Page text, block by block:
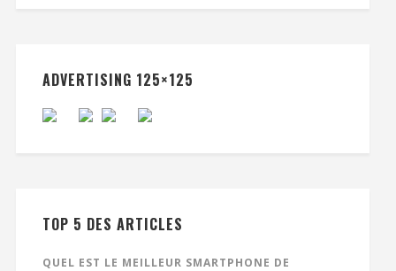
ADVERTISING 125×125
TOP 5 DES ARTICLES
QUEL EST LE MEILLEUR SMARTPHONE DE